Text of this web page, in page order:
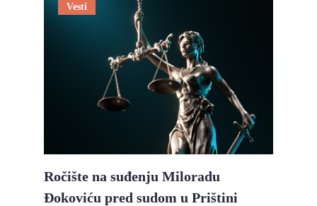
Vesti
Ročište na suđenju Miloradu
Đokoviću pred sudom u Prištini